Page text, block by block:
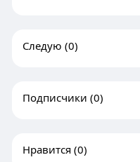
Следую (0)
Подписчики (0)
Нравится (0)